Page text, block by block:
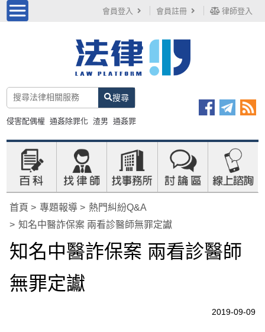
會員登入 會員註冊 律師登入
搜尋
侵害配偶權 通姦除罪化 渣男 通姦罪
首頁 專題報導
熱門糾紛Q&A
知名中醫詐保案 兩看診醫師無罪定讞
知名中醫詐保案 兩看診醫師
無罪定讞
2019-09-09